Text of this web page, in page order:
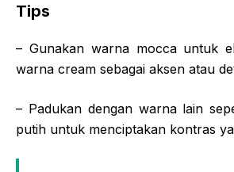
Tips
– Gunakan warna mocca untuk
warna cream sebagai aksen atau
– Padukan dengan warna lain
putih untuk menciptakan kontras